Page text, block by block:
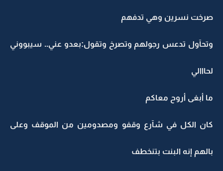
صرخت نسرين وهي تدفهم
وتحآول تدعس رجولهم وتصرخ وتقول:بعدو عني.. سيبووني
لحااالي
ما أبغى أروح معاكم
كان الكل في شآرع وقفو ومصدومين من الموقف وعلى
بالهم إنه البنت بتنخطف